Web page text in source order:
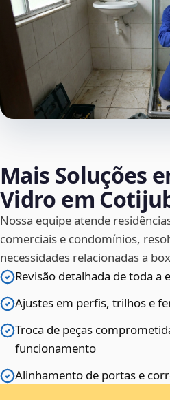
Mais Soluções
Vidro em
Nossa equipe atende
comerciais e condomínios,
necessidades relacionadas a
Revisão detalhada de toda a
Ajustes em perfis, trilhos e
Troca de peças
funcionamento
Alinhamento de portas e